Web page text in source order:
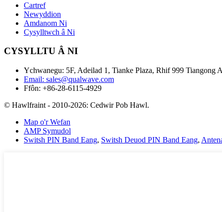
Cartref
Newyddion
Amdanom Ni
Cysylltwch â Ni
CYSYLLTU Â NI
Ychwanegu: 5F, Adeilad 1, Tianke Plaza, Rhif 999 Tiangong
Email: sales@qualwave.com
Ffôn: +86-28-6115-4929
© Hawlfraint - 2010-2026: Cedwir Pob Hawl.
Map o'r Wefan
AMP Symudol
Switsh PIN Band Eang, Switsh Deuod PIN Band Eang,